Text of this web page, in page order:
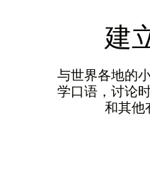
建
与世界各地的
学口语，讨论
和其他